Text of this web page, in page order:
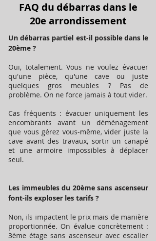
FAQ du débarras dans le
20e arrondissement
Un débarras partiel est-il possible dans le
20ème ?
Oui, totalement. Vous ne voulez évacuer
qu'une pièce, qu'une cave ou juste
quelques gros meubles ? Pas de
problème. On ne force jamais à tout vider.
Cas fréquents : évacuer uniquement les
encombrants avant un déménagement
que vous gérez vous-même, vider juste la
cave avant des travaux, sortir un canapé
et une armoire impossibles à déplacer
seul.
Les immeubles du 20ème sans ascenseur
font-ils exploser les tarifs ?
Non, ils impactent le prix mais de manière
proportionnée. On évalue concrètement :
3ème étage sans ascenseur avec escalier